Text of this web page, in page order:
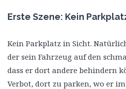
Erste Szene: Kein
Kein Parkplatz in Sicht.
der sein Fahrzeug auf den
dass er dort andere behindern
Verbot, dort zu parken, wo er